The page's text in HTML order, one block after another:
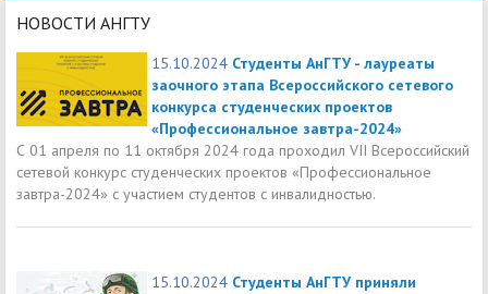
НОВОСТИ АНГТУ
15.10.2024 Студенты АнГТУ - лауреаты
заочного этапа Всероссийского сетевого
конкурса студенческих проектов
«Профессиональное завтра-2024»
С 01 апреля по 11 октября 2024 года проходил VII Всероссийский
сетевой конкурс студенческих проектов «Профессиональное
завтра-2024» с участием студентов с инвалидностью.
15.10.2024 Студенты АнГТУ приняли